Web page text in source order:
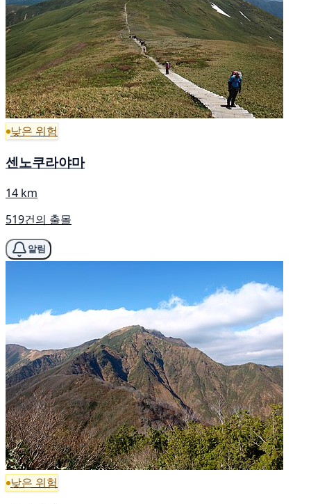
낮은 위험
센노쿠라야마
14 km
519건의 출몰
알림
낮은 위험